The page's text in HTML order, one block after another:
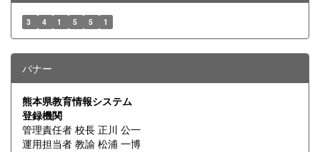
3 4 1 5 5 1
バナー
熊本県教育情報システム
登録機関
管理責任者 校長 正川 公一
運用担当者 教諭 松浦 一博